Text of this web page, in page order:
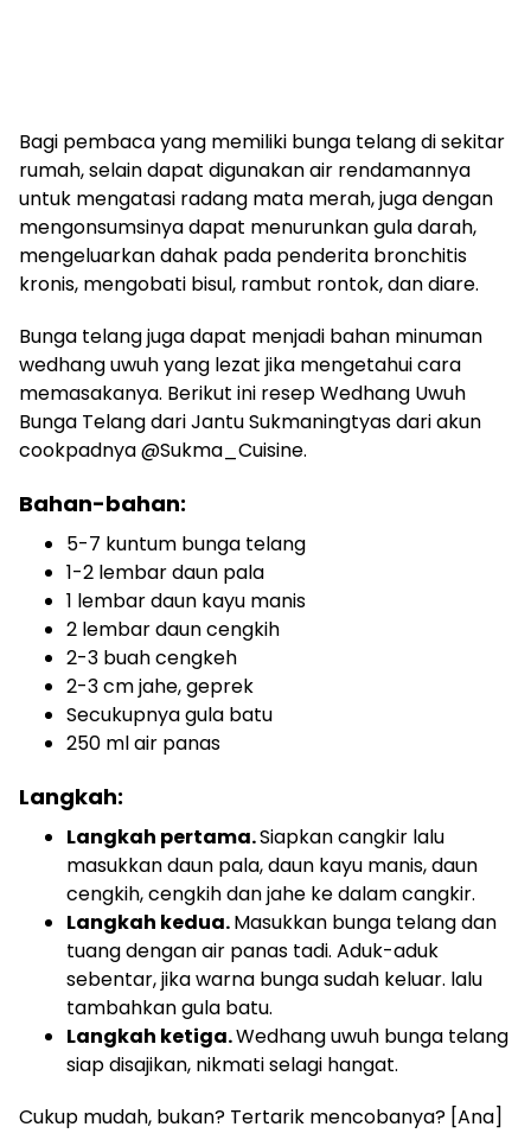
Bagi pembaca yang memiliki bunga telang di sekitar
rumah, selain dapat digunakan air rendamannya
untuk mengatasi radang mata merah, juga dengan
mengonsumsinya dapat menurunkan gula darah,
mengeluarkan dahak pada penderita bronchitis
kronis, mengobati bisul, rambut rontok, dan diare.
Bunga telang juga dapat menjadi bahan minuman
wedhang uwuh yang lezat jika mengetahui cara
memasakanya. Berikut ini resep Wedhang Uwuh
Bunga Telang dari Jantu Sukmaningtyas dari akun
cookpadnya @Sukma_Cuisine.
Bahan-bahan:
5-7 kuntum bunga telang
1-2 lembar daun pala
1 lembar daun kayu manis
2 lembar daun cengkih
2-3 buah cengkeh
2-3 cm jahe, geprek
Secukupnya gula batu
250 ml air panas
Langkah:
Langkah pertama.Siapkan cangkir lalu
masukkan daun pala, daun kayu manis, daun
cengkih, cengkih dan jahe ke dalam cangkir.
Langkah kedua.Masukkan bunga telang dan
tuang dengan air panas tadi. Aduk-aduk
sebentar, jika warna bunga sudah keluar. lalu
tambahkan gula batu.
Langkah ketiga.Wedhang uwuh bunga telang
siap disajikan, nikmati selagi hangat.
Cukup mudah, bukan? Tertarik mencobanya? [Ana]